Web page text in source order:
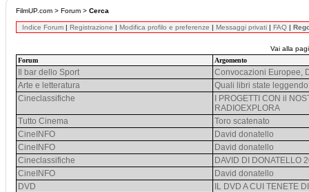
FilmUP.com > Forum > Cerca
Indice Forum | Registrazione | Modifica profilo e preferenze | Messaggi privati | FAQ |
Vai alla
Forum
Argomento
Il bar dello Sport
Convocazioni Europee,
Arte e letteratura
Quali libri state
Cineclassifiche
I PROGETTI CON il
RADIOEXPLORA
Tutto Cinema
Toro scatenato
CineINFO
David donatello
CineINFO
David donatello
Cineclassifiche
DAVID DI DONATELLO
CineINFO
David donatello
DVD
IL DVD A CUI TENETE